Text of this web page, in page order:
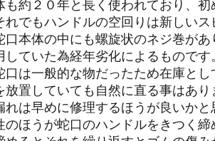
も約２０年と長く使われており、
れでもハンドルの空回りは新しい
口本体の中にも螺旋状のネジ巻が
していた為経年劣化によるもので
口は一般的な物だったため在庫と
放置していても自然に直る事はあ
れは早めに修理するほうが良いかと
のほうが蛇口のハンドルをきつく